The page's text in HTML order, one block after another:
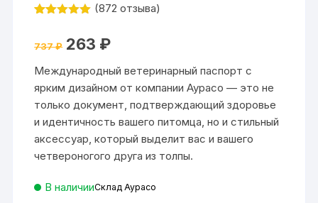
на основе
пользовател
ей
(872 отзыва)
737₽ Первоначальная
цена
737 ₽.
263 ₽Текущая
Международный ветеринарный паспорт с
ярким дизайном от компании Аурасо — это не
только документ, подтверждающий здоровье
и идентичность вашего питомца, но и стильный
аксессуар, который выделит вас и вашего
четвероногого друга из толпы.
В наличииСклад Аурасо